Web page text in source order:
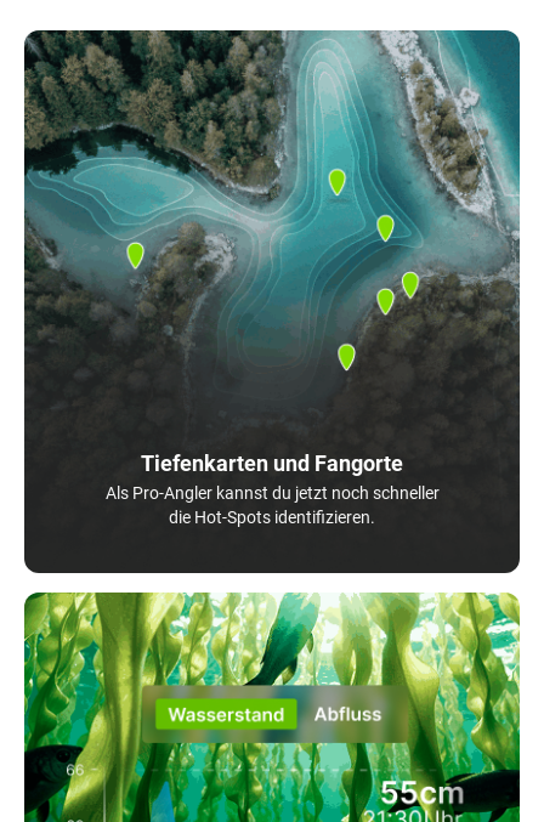
Tiefenkarten und Fangorte
Als Pro-Angler kannst du jetzt noch schneller
die Hot-Spots identifizieren.